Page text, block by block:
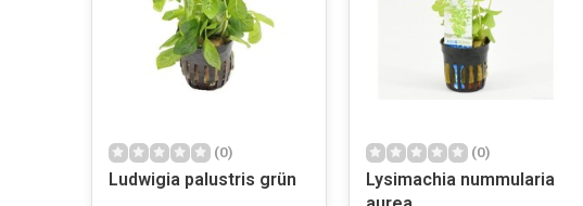
(0)
Ludwigia palustris grün
(0)
Lysimachia nummularia